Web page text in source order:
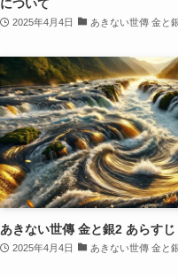
について
2025年4月4日 あきない世傳 金と
あきない世傳 金と銀2 あらす
2025年4月4日 あきない世傳 金と